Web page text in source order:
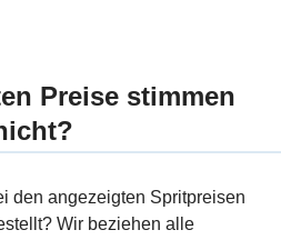
Preise stimmen
den angezeigten Spritpreisen
Wir beziehen alle